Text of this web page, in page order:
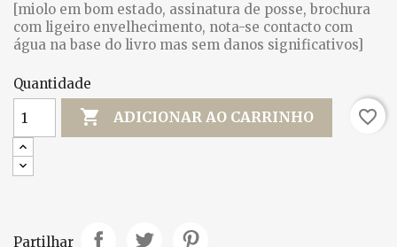
[miolo em bom estado, assinatura de posse, brochura
com ligeiro envelhecimento, nota-se contacto com
água na base do livro mas sem danos significativos]
Quantidade
 ADICIONAR AO CARRINHO favorite_border
Partilhar